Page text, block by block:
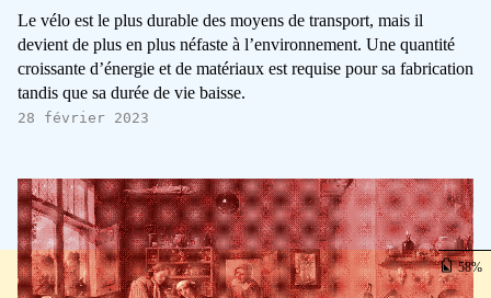
58
Le vélo est le plus durable des moyens de transport, mais il
devient de plus en plus néfaste à l’environnement. Une quantité
croissante d’énergie et de matériaux est requise pour sa fabrication
tandis que sa durée de vie baisse.
28 février 2023